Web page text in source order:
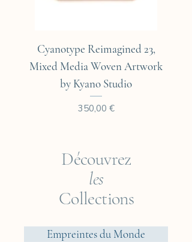
Cyanotype Reimagined 23,
Mixed Media Woven Artwork
by Kyano Studio
Prix
350,00 €
Découvrez
les
Collections
Empreintes du Monde